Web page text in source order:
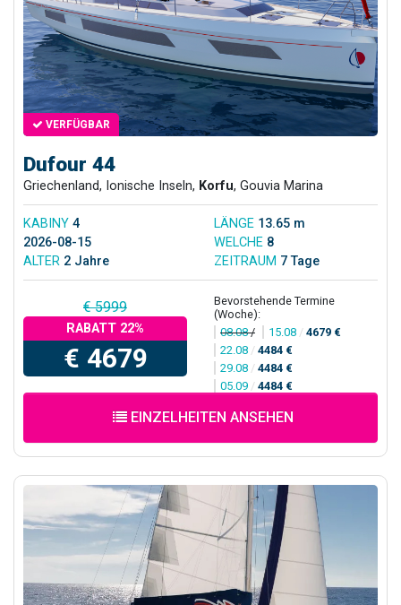
VERFÜGBAR
Dufour 44
Griechenland, Ionische Inseln, Korfu, Gouvia Marina
KABINY 4 LÄNGE 13.65 m
2026-08-15
WELCHE 8
ALTER 2 Jahre ZEITRAUM 7 Tage
€ 5999
RABATT 22%
€ 4679
Bevorstehende Termine
(Woche):
08.08/ 15.08 / 4679 €
22.08 / 4484 €
29.08 / 4484 €
05.09 / 4484 €
EINZELHEITEN ANSEHEN